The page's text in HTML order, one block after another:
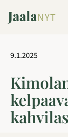
sisältöön
9.1.2025